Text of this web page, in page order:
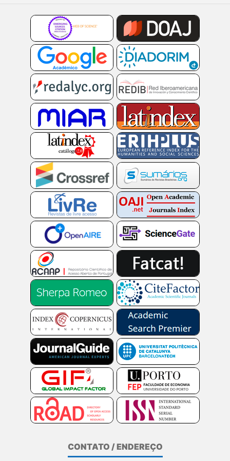
CONTATO / ENDEREÇO